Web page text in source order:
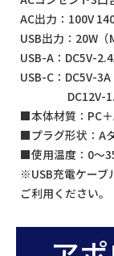
AC出力：100V
USB出力：20W（
USB-A：DC5V-
USB-C：DC5V-
DC12V-
■本体材質：PC
■プラグ形状：A
■使用温度：0～
※USB充電ケーブ
ご利用ください。